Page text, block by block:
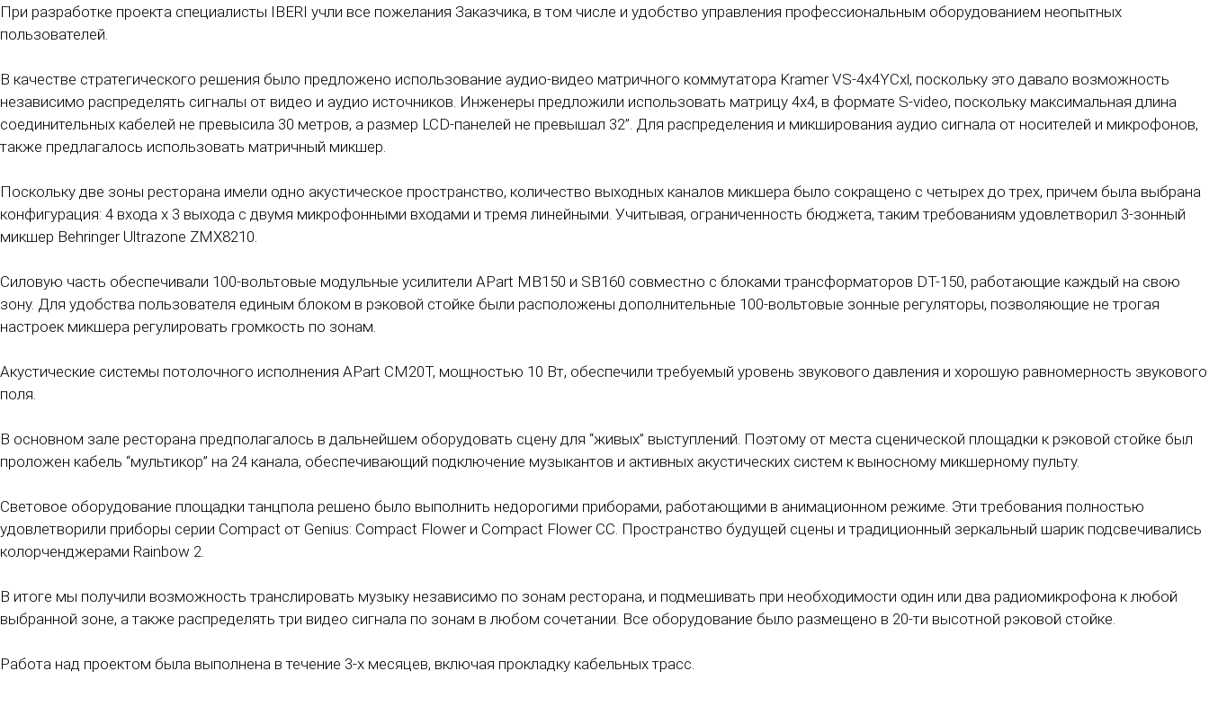
При разработке проекта специалисты IBERI учли все пожелания Заказчика, в том числе и удобство управления профессиональным оборудованием неопытных
пользователей.
В качестве стратегического решения было предложено использование аудио-видео матричного коммутатора Kramer VS-4x4YCxl, поскольку это давало возможность
независимо распределять сигналы от видео и аудио источников. Инженеры предложили использовать матрицу 4х4, в формате S-video, поскольку максимальная длина
соединительных кабелей не превысила 30 метров, а размер LCD-панелей не превышал 32”. Для распределения и микширования аудио сигнала от носителей и микрофонов,
также предлагалось использовать матричный микшер.
Поскольку две зоны ресторана имели одно акустическое пространство, количество выходных каналов микшера было сокращено с четырех до трех, причем была выбрана
конфигурация: 4 входа х 3 выхода с двумя микрофонными входами и тремя линейными. Учитывая, ограниченность бюджета, таким требованиям удовлетворил 3-зонный
микшер Behringer Ultrazone ZMX8210.
Силовую часть обеспечивали 100-вольтовые модульные усилители APart MB150 и SB160 совместно с блоками трансформаторов DT-150, работающие каждый на свою
зону. Для удобства пользователя единым блоком в рэковой стойке были расположены дополнительные 100-вольтовые зонные регуляторы, позволяющие не трогая
настроек микшера регулировать громкость по зонам.
Акустические системы потолочного исполнения APart CM20T, мощностью 10 Вт, обеспечили требуемый уровень звукового давления и хорошую равномерность звукового
поля.
В основном зале ресторана предполагалось в дальнейшем оборудовать сцену для “живых” выступлений. Поэтому от места сценической площадки к рэковой стойке был
проложен кабель “мультикор” на 24 канала, обеспечивающий подключение музыкантов и активных акустических систем к выносному микшерному пульту.
Световое оборудование площадки танцпола решено было выполнить недорогими приборами, работающими в анимационном режиме. Эти требования полностью
удовлетворили приборы серии Compact от Genius: Compact Flower и Compact Flower CC. Пространство будущей сцены и традиционный зеркальный шарик подсвечивались
колорченджерами Rainbow 2.
В итоге мы получили возможность транслировать музыку независимо по зонам ресторана, и подмешивать при необходимости один или два радиомикрофона к любой
выбранной зоне, а также распределять три видео сигнала по зонам в любом сочетании. Все оборудование было размещено в 20-ти высотной рэковой стойке.
Работа над проектом была выполнена в течение 3-х месяцев, включая прокладку кабельных трасс.